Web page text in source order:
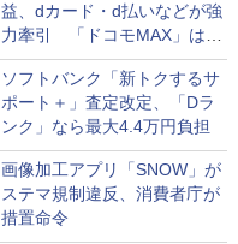
益、dカード・d払いなどが強
力牽引 「ドコモMAX」は
400万契約突破
ソフトバンク「新トクするサ
ポート＋」査定改定、「Dラ
ンク」なら最大4.4万円負担
画像加工アプリ「SNOW」が
ステマ規制違反、消費者庁が
措置命令